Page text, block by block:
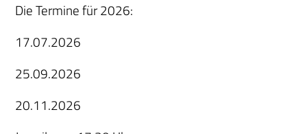
Die Termine für 2026:
17.07.2026
25.09.2026
20.11.2026